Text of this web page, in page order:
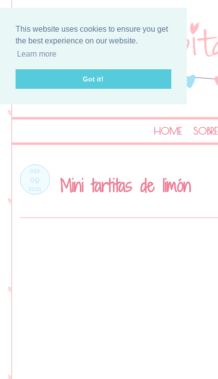
This website uses cookies to ensure you get
the best experience on our website.
Learn more
Got it!
HOME
Abr
09
2021 Mini tartitas de limón